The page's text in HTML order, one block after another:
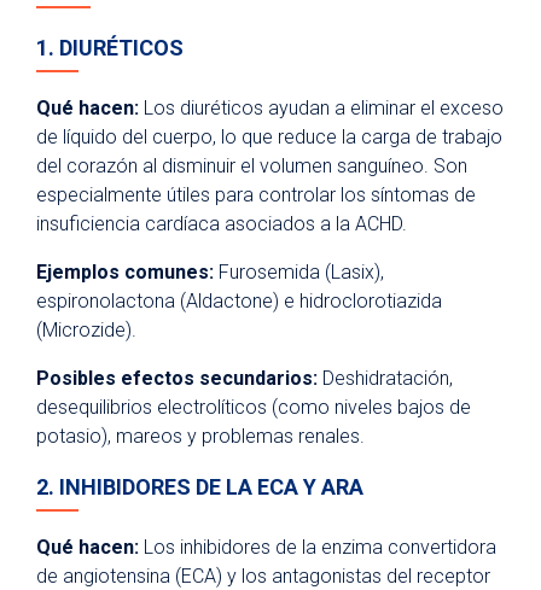
1. DIURÉTICOS
Qué hacen: Los diuréticos ayudan a eliminar el exceso
de líquido del cuerpo, lo que reduce la carga de trabajo
del corazón al disminuir el volumen sanguíneo. Son
especialmente útiles para controlar los síntomas de
insuficiencia cardíaca asociados a la ACHD.
Ejemplos comunes: Furosemida (Lasix),
espironolactona (Aldactone) e hidroclorotiazida
(Microzide).
Posibles efectos secundarios: Deshidratación,
desequilibrios electrolíticos (como niveles bajos de
potasio), mareos y problemas renales.
2. INHIBIDORES DE LA ECA Y ARA
Qué hacen: Los inhibidores de la enzima convertidora
de angiotensina (ECA) y los antagonistas del receptor